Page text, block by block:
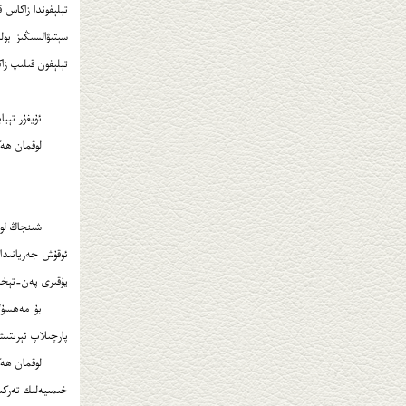
تېلېفون قىلىپ
ئۇيغۇر
لوقمان
شىنجاڭ
ئوقۇش
يۇقىرى پەن-
بۇ
پارچىلاپ
لوقمان
خىمىيەلىك